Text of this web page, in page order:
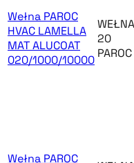
Wełna PAROC
HVAC LAMELLA
MAT ALUCOAT
020/1000/10000
WEŁNA
20
PAROC
Wełna PAROC